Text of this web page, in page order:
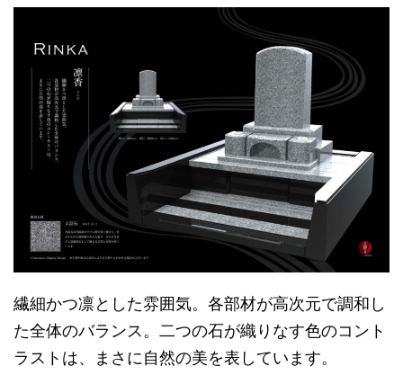
繊細かつ凛とした雰囲気。各部材が高次元で調和し
た全体のバランス。二つの石が織りなす色のコント
ラストは、まさに自然の美を表しています。